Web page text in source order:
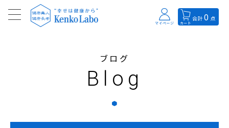
マイページ カート
合計0 点
ブログ
Blog